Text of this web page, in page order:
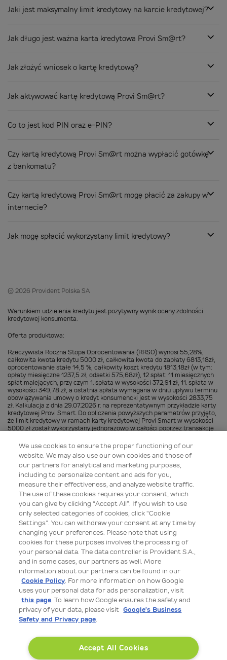
Jaki jest maksymalny limit kredytowy na karcie kredytowej?
Jak długo jest ważna karta kredytowa Provi Sm@rt?
Jak złożyć wniosek o kartę kredytową?
Jak aktywować kartę kredytową Provi Sm@rt?
Co to jest kod PIN oraz e-PIN?
Czy kartą kredytową Provi Sm@rt można wypłacić gotówkę
z bankomatu?
Czy kartą kredytową Provi Sm@rt mogę płacić za zakupy w
internecie?
Jak mogę spłacić wykorzystany limit kredytowy?
© 2026 Provident Polska SA
Warunkiem udzielenia kredytu jest pozytywny wynik oceny zdolności
kredytowej konsumenta.
Oferta produktowa:
Rzeczywista Roczna Stopa Oprocentowania (RRSO) wynosi 55,28%,
całkowita kwota kredytu 5000 zł, całkowita kwota do zapłaty 6813,18zł,
oprocentowanie stałe 14,5 %, całkowity koszt kredytu 1813,18zł (w tym:
opłaty miesięczne 1237,5 zł, odsetki 575,68zł), 12 spłat: 11 miesięcznych
spłat malejących, przy czym 1. spłata w wysokości 372,91 zł, 11. spłata w
wysokości 349,78 zł, a ostatnia spłata wymagana w dniu upływu terminu
obowiązywania umowy o kredyt konsumencki jest w wysokości 2833,75
zł. Kalkulacja z dnia 29.07.2026 r. na reprezentatywnym przykładzie karty
kredytowej Provi Smart. Do obliczenia powyższych parametrów przyjęto,
że limit kredytowy w ramach karty kredytowej Provi Smart w wysokości
5000 zł został wykorzystany jednorazowo w całości poprzez transakcję
odsetek od Transakcji Płatniczych, jeśli klient spłaci je do końca
Miesięcznego Cyklu Rozliczeniowego Karty, w którym zostały wykonane.
Okres bezodsetkowy może trwać maksymalnie 31 dni, w zależności od
długości danego Miesięcznego Cyklu Rozliczeniowego Karty.
Promocja „Zgarnij do 1200 zł z kartą Provi Sm@rt” trwa do 20.10.2026 r. i
jest skierowana do nowych klientów karty kredytowej Provi Sm@rt.
Uczestnik promocji może otrzymać łącznie zwrot do 1200 zł, jeśli w
czasie trwania promocji zawrze umowę o kartę kredytową Provi Sm@rt i
spełni pozostałe warunki wskazane w regulaminie promocji. Regulamin
dostępny na www.provident.pl. Organizatorem promocji jest Provident
Polska SA.
Wszelkie prawa zastrzeżone dla Provident Polska S.A. z siedzibą przy ul.
Inflanckiej 4A, 00-189 Warszawa, wpisana przez Sąd Rejonowy dla m.st.
Warszawy, XII Wydział Gospodarczy Krajowego Rejestru Sądowego do
rejestru przedsiębiorców Krajowego Rejestru Sądowego pod numerem
KRS 0000009389, zarejestrowana jako podatnik pod numerem NIP 525-
15-71-292, o kapitale zakładowym w wysokości 142 900 000, 00 zł, który
został wpłacony w całości. Numer wpisu do rejestru krajowych instytucji
płatniczych: IP61/2024, organ nadzoru: Komisja Nadzoru Finansowego,
ul. Piękna 20, 00-549 Warszawa. Provident Polska S.A. przestrzega Zasad
Ładu Korporacyjnego dla Instytucji Nadzorowanej wydanych przez KNF.
Numer wpisu do Rejestru Instytucji Pożyczkowych prowadzonego przez
Deklaracja dostępności
We use cookies to ensure the proper functioning of our
website. We may also use our own cookies and those of
our partners for analytical and marketing purposes,
including to personalize content and ads for you,
measure their effectiveness, and analyze website traffic.
The use of these cookies requires your consent, which
you can give by clicking “Accept All”. If you wish to use
only selected categories of cookies, click “Cookie
Settings”. You can withdraw your consent at any time by
changing your preferences. Please note that using
cookies for these purposes involves the processing of
your personal data. The data controller is Provident S.A.,
and in some cases, our partners as well. More
information about our partners can be found in our
Cookie Policy. For more information on how Google
uses your personal data for ads personalization, visit
this page. To learn how Google ensures the safety and
privacy of your data, please visit Google’s Business
Safety and Privacy page.
Accept All Cookies